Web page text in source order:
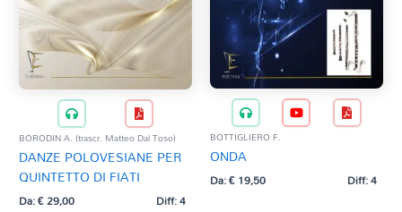
BORODIN A. (trascr. Matteo Dal Toso)
DANZE POLOVESIANE PER
QUINTETTO DI FIATI
Da:€29,00 Diff: 4
BOTTIGLIERO F.
ONDA
Da:€19,50 Diff: 4